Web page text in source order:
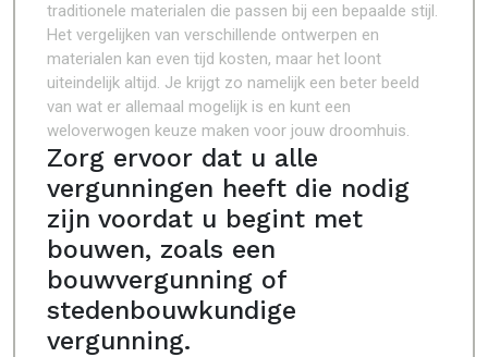
traditionele materialen die passen bij een bepaalde stijl.
Het vergelijken van verschillende ontwerpen en
materialen kan even tijd kosten, maar het loont
uiteindelijk altijd. Je krijgt zo namelijk een beter beeld
van wat er allemaal mogelijk is en kunt een
weloverwogen keuze maken voor jouw droomhuis.
Zorg ervoor dat u alle
vergunningen heeft die nodig
zijn voordat u begint met
bouwen, zoals een
bouwvergunning of
stedenbouwkundige
vergunning.